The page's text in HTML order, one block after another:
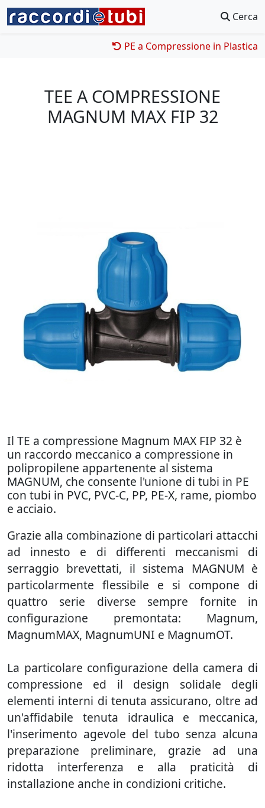
Cerca
PE a Compressione in Plastica
TEE A COMPRESSIONE
MAGNUM MAX FIP 32
Il TE a compressione Magnum MAX FIP 32 è
un raccordo meccanico a compressione in
polipropilene appartenente al sistema
MAGNUM, che consente l'unione di tubi in PE
con tubi in PVC, PVC-C, PP, PE-X, rame, piombo
e acciaio.
Grazie alla combinazione di particolari attacchi
ad innesto e di differenti meccanismi di
serraggio brevettati, il sistema MAGNUM è
particolarmente flessibile e si compone di
quattro serie diverse sempre fornite in
configurazione premontata: Magnum,
MagnumMAX, MagnumUNI e MagnumOT.
La particolare configurazione della camera di
compressione ed il design solidale degli
elementi interni di tenuta assicurano, oltre ad
un'affidabile tenuta idraulica e meccanica,
l'inserimento agevole del tubo senza alcuna
preparazione preliminare, grazie ad una
ridotta interferenza e alla praticità di
installazione anche in condizioni critiche.